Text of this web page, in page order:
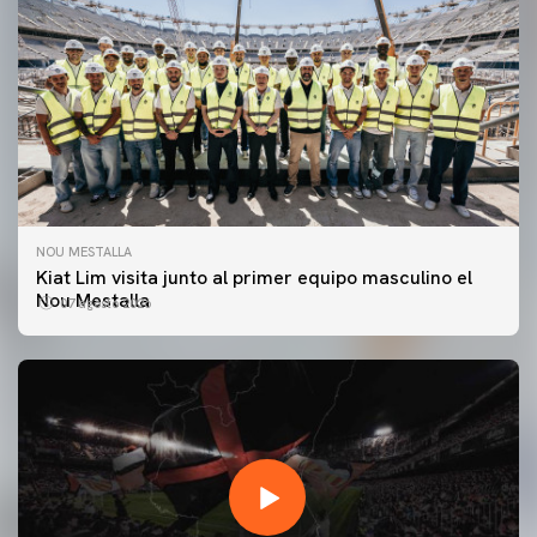
NOU MESTALLA
Kiat Lim visita junto al primer equipo masculino el
Nou Mestalla
07 agosto 2026